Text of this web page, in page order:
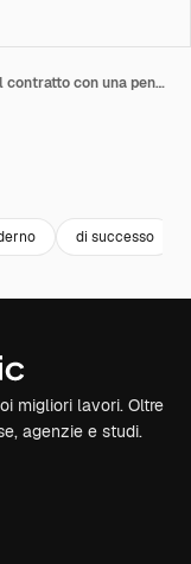
Firma ravvicinata. Uomo d'affari firma il contratto con una penna. Firma del contratto. Colloquio di lavoro.
di successo
migliori lavori. Oltre
agenzie e studi.